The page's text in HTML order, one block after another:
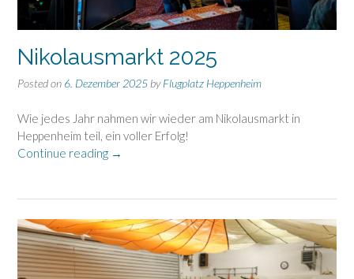
Nikolausmarkt 2025
Posted on 6. Dezember 2025 byFlugplatz Heppenheim
Wie jedes Jahr nahmen wir wieder am Nikolausmarkt in
Heppenheim teil, ein voller Erfolg!
Continue reading „Nikolausmarkt
→